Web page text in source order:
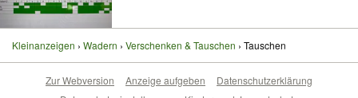
Kleinanzeigen Wadern Verschenken & Tauschen Tauschen
Zur Webversion Anzeige aufgeben
Datenschutzerklärung